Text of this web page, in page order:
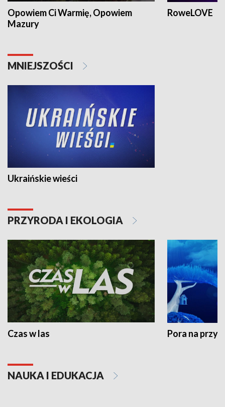
Opowiem Ci Warmię, Opowiem
Mazury
RoweLOVE
MNIEJSZOŚCI
Ukraińskie wieści
PRZYRODA I EKOLOGIA
Czas w las Pora na
NAUKA I EDUKACJA